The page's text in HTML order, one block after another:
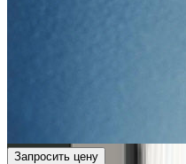
Запросить цену